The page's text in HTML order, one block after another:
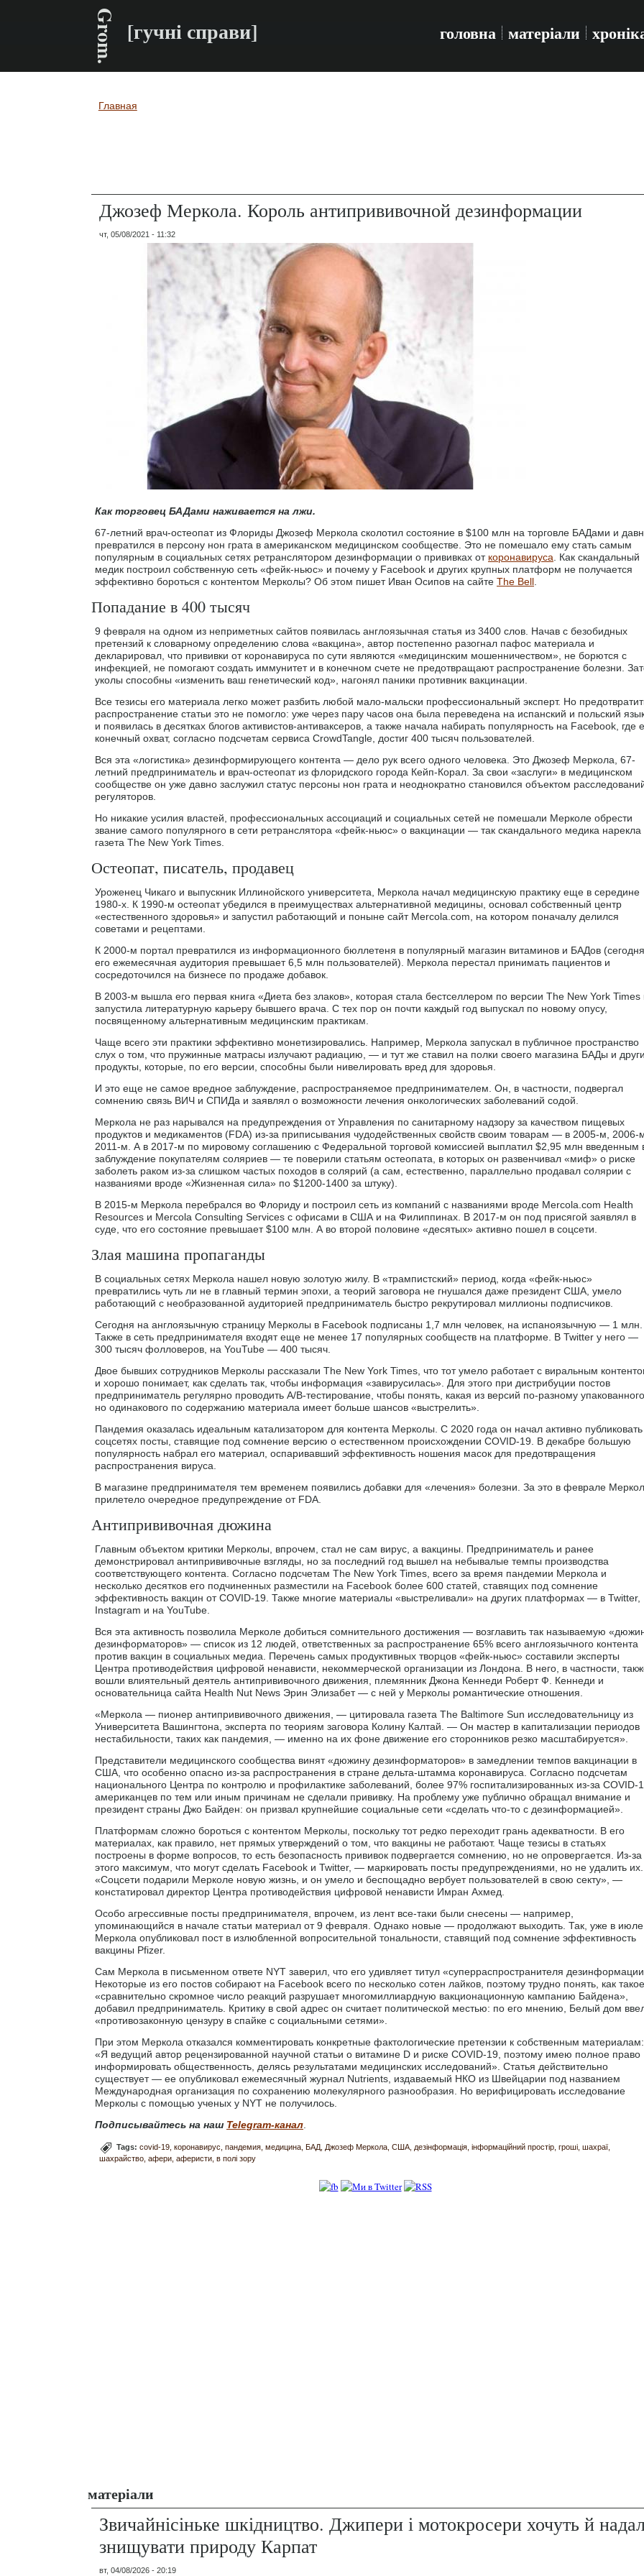
Grom. [гучні справи] головна матеріали
Вы здесь
Главная
Джозеф Меркола. Король антипрививочной дезинформации
чт, 05/08/2021 - 11:32
Как торговец БАДами наживается на лжи.
67-летний врач-остеопат из Флориды Джозеф Меркола сколотил состояние в $100 млн на торговле БАДами и
превратился в персону нон грата в американском медицинском сообществе. Это не помешало ему стать самым
популярным в социальных сетях ретранслятором дезинформации о прививках от коронавируса . Как скандальный
медик построил собственную сеть «фейк-ньюс» и почему у Facebook и других крупных платформ не получается
эффективно бороться с контентом Мерколы? Об этом пишет Иван Осипов на сайте The Bell
Попадание в 400 тысяч
9 февраля на одном из неприметных сайтов появилась англоязычная статья из 3400 слов. Начав с безобидных
претензий к словарному определению слова «вакцина», автор постепенно разогнал пафос материала и
декларировал, что прививки от коронавируса по сути являются «медицинским мошенничеством», не борются с
инфекцией, не помогают создать иммунитет и в конечном счете не предотвращают распространение болезни.
уколы способны «изменить ваш генетический код», нагонял паники противник вакцинации.
Все тезисы его материала легко может разбить любой мало-мальски профессиональный эксперт. Но
распространение статьи это не помогло: уже через пару часов она была переведена на испанский и польский
и появилась в десятках блогов активистов-антиваксеров, а также начала набирать популярность на Facebook, где
конечный охват, согласно подсчетам сервиса CrowdTangle, достиг 400 тысяч пользователей.
Вся эта «логистика» дезинформирующего контента — дело рук всего одного человека. Это Джозеф Меркола, 67-
летний предприниматель и врач-остеопат из флоридского города Кейп-Корал. За свои «заслуги» в медицинском
сообществе он уже давно заслужил статус персоны нон грата и неоднократно становился объектом
регуляторов.
Но никакие усилия властей, профессиональных ассоциаций и социальных сетей не помешали Мерколе обрести
звание самого популярного в сети ретранслятора «фейк-ньюс» о вакцинации — так скандального медика нарекла
газета The New York Times.
Остеопат, писатель, продавец
Уроженец Чикаго и выпускник Иллинойского университета, Меркола начал медицинскую практику еще в середине
1980-х. К 1990-м остеопат убедился в преимуществах альтернативной медицины, основал собственный центр
«естественного здоровья» и запустил работающий и поныне сайт Mercola.com, на котором поначалу делился
советами и рецептами.
К 2000-м портал превратился из информационного бюллетеня в популярный магазин витаминов и БАДов (сегодня
его ежемесячная аудитория превышает 6,5 млн пользователей). Меркола перестал принимать пациентов и
сосредоточился на бизнесе по продаже добавок.
В 2003-м вышла его первая книга «Диета без злаков», которая стала бестселлером по версии The New York Times
запустила литературную карьеру бывшего врача. С тех пор он почти каждый год выпускал по новому опусу,
посвященному альтернативным медицинским практикам.
Чаще всего эти практики эффективно монетизировались. Например, Меркола запускал в публичное пространство
слух о том, что пружинные матрасы излучают радиацию, — и тут же ставил на полки своего магазина БАДы и
продукты, которые, по его версии, способны были нивелировать вред для здоровья.
И это еще не самое вредное заблуждение, распространяемое предпринимателем. Он, в частности, подвергал
сомнению связь ВИЧ и СПИДа и заявлял о возможности лечения онкологических заболеваний содой.
Меркола не раз нарывался на предупреждения от Управления по санитарному надзору за качеством пищевых
продуктов и медикаментов (FDA) из-за приписывания чудодейственных свойств своим товарам — в 2005-м, 2006-
2011-м. А в 2017-м по мировому соглашению с Федеральной торговой комиссией выплатил $2,95 млн введенным
заблуждение покупателям соляриев — те поверили статьям остеопата, в которых он развенчивал «миф» о риске
заболеть раком из-за слишком частых походов в солярий (а сам, естественно, параллельно продавал солярии с
названиями вроде «Жизненная сила» по $1200-1400 за штуку).
В 2015-м Меркола перебрался во Флориду и построил сеть из компаний с названиями вроде Mercola.com Health
Resources и Mercola Consulting Services с офисами в США и на Филиппинах. В 2017-м он под присягой заявлял в
суде, что его состояние превышает $100 млн. А во второй половине «десятых» активно пошел в соцсети.
Злая машина пропаганды
В социальных сетях Меркола нашел новую золотую жилу. В «трампистский» период, когда «фейк-ньюс»
превратились чуть ли не в главный термин эпохи, а теорий заговора не гнушался даже президент США, умело
работающий с необразованной аудиторией предприниматель быстро рекрутировал миллионы подписчиков.
Сегодня на англоязычную страницу Мерколы в Facebook подписаны 1,7 млн человек, на испаноязычную — 1 млн.
Также в сеть предпринимателя входят еще не менее 17 популярных сообществ на платформе. В Twitter у него —
300 тысяч фолловеров, на YouTube — 400 тысяч.
Двое бывших сотрудников Мерколы рассказали The New York Times, что тот умело работает с виральным
и хорошо понимает, как сделать так, чтобы информация «завирусилась». Для этого при дистрибуции постов
предприниматель регулярно проводить A/B-тестирование, чтобы понять, какая из версий по-разному упакованного,
но одинакового по содержанию материала имеет больше шансов «выстрелить».
Пандемия оказалась идеальным катализатором для контента Мерколы. С 2020 года он начал активно публиковать
соцсетях посты, ставящие под сомнение версию о естественном происхождении COVID-19. В декабре большую
популярность набрал его материал, оспаривавший эффективность ношения масок для предотвращения
распространения вируса.
В магазине предпринимателя тем временем появились добавки для «лечения» болезни. За это в феврале
прилетело очередное предупреждение от FDA.
Антипрививочная дюжина
Главным объектом критики Мерколы, впрочем, стал не сам вирус, а вакцины. Предприниматель и ранее
демонстрировал антипрививочные взгляды, но за последний год вышел на небывалые темпы производства
соответствующего контента. Согласно подсчетам The New York Times, всего за время пандемии Меркола и
несколько десятков его подчиненных разместили на Facebook более 600 статей, ставящих под сомнение
эффективность вакцин от COVID-19. Также многие материалы «выстреливали» на других платформах — в Twitter,
Instagram и на YouTube.
Вся эта активность позволила Мерколе добиться сомнительного достижения — возглавить так называемую
дезинформаторов» — список из 12 людей, ответственных за распространение 65% всего англоязычного контента
против вакцин в социальных медиа. Перечень самых продуктивных творцов «фейк-ньюс» составили эксперты
Центра противодействия цифровой ненависти, некоммерческой организации из Лондона. В него, в частности,
вошли влиятельный деятель антипрививочного движения, племянник Джона Кеннеди Роберт Ф. Кеннеди и
основательница сайта Health Nut News Эрин Элизабет — с ней у Мерколы романтические отношения.
«Меркола — пионер антипрививочного движения, — цитировала газета The Baltimore Sun исследовательницу из
Университета Вашингтона, эксперта по теориям заговора Колину Калтай. — Он мастер в капитализации периодов
нестабильности, таких как пандемия, — именно на их фоне движение его сторонников резко масштабируется».
Представители медицинского сообщества винят «дюжину дезинформаторов» в замедлении темпов вакцинации в
США, что особенно опасно из-за распространения в стране дельта-штамма коронавируса. Согласно подсчетам
национального Центра по контролю и профилактике заболеваний, более 97% госпитализированных из-за COVID-
американцев по тем или иным причинам не сделали прививку. На проблему уже публично обращал внимание и
президент страны Джо Байден: он призвал крупнейшие социальные сети «сделать что-то с дезинформацией».
Платформам сложно бороться с контентом Мерколы, поскольку тот редко переходит грань адекватности. В его
материалах, как правило, нет прямых утверждений о том, что вакцины не работают. Чаще тезисы в статьях
построены в форме вопросов, то есть безопасность прививок подвергается сомнению, но не опровергается. Из-за
этого максимум, что могут сделать Facebook и Twitter, — маркировать посты предупреждениями, но не удалить их.
«Соцсети подарили Мерколе новую жизнь, и он умело и беспощадно вербует пользователей в свою секту», —
констатировал директор Центра противодействия цифровой ненависти Имран Ахмед.
Особо агрессивные посты предпринимателя, впрочем, из лент все-таки были снесены — например,
упоминающийся в начале статьи материал от 9 февраля. Однако новые — продолжают выходить. Так, уже в июле
Меркола опубликовал пост в излюбленной вопросительной тональности, ставящий под сомнение эффективность
вакцины Pfizer.
Сам Меркола в письменном ответе NYT заверил, что его удивляет титул «суперраспространителя
Некоторые из его постов собирают на Facebook всего по несколько сотен лайков, поэтому трудно понять, как такое
«сравнительно скромное число реакций разрушает многомиллиардную вакционационную кампанию Байдена»,
добавил предприниматель. Критику в свой адрес он считает политической местью: по его мнению, Белый дом
«противозаконную цензуру в спайке с социальными сетями».
При этом Меркола отказался комментировать конкретные фактологические претензии к собственным материалам:
«Я ведущий автор рецензированной научной статьи о витамине D и риске COVID-19, поэтому имею полное право
информировать общественность, делясь результатами медицинских исследований». Статья действительно
существует — ее опубликовал ежемесячный журнал Nutrients, издаваемый НКО из Швейцарии под названием
Международная организация по сохранению молекулярного разнообразия. Но верифицировать исследование
Мерколы с помощью ученых у NYT не получилось.
Подписывайтесь на наш Telegram-канал
Tags: covid-19 коронавирус пандемия медицина БАД Джозеф Меркола США дезінформація інформаційний простір гроші шахраї
шахрайство афери аферисти в полі зору
матеріали
Звичайнісіньке шкідництво. Джипери і мотокросери хочуть й
знищувати природу Карпат
вт, 04/08/2026 - 20:19